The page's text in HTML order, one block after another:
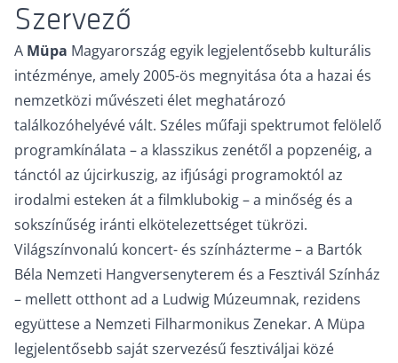
Szervező
A Müpa Magyarország egyik legjelentősebb kulturális
intézménye, amely 2005-ös megnyitása óta a hazai és
nemzetközi művészeti élet meghatározó
találkozóhelyévé vált. Széles műfaji spektrumot felölelő
programkínálata – a klasszikus zenétől a popzenéig, a
tánctól az újcirkuszig, az ifjúsági programoktól az
irodalmi esteken át a filmklubokig – a minőség és a
sokszínűség iránti elkötelezettséget tükrözi.
Világszínvonalú koncert- és színházterme – a Bartók
Béla Nemzeti Hangversenyterem és a Fesztivál Színház
– mellett otthont ad a Ludwig Múzeumnak, rezidens
együttese a Nemzeti Filharmonikus Zenekar. A Müpa
legjelentősebb saját szervezésű fesztiváljai közé